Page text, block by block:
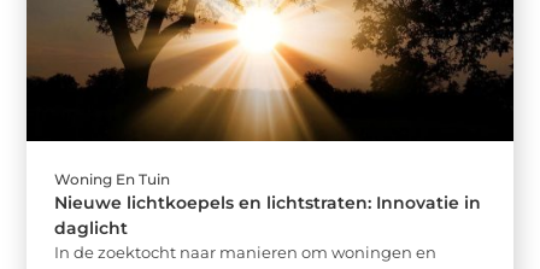
Woning En Tuin
Nieuwe lichtkoepels en lichtstraten: Innovatie in
daglicht
In de zoektocht naar manieren om woningen en